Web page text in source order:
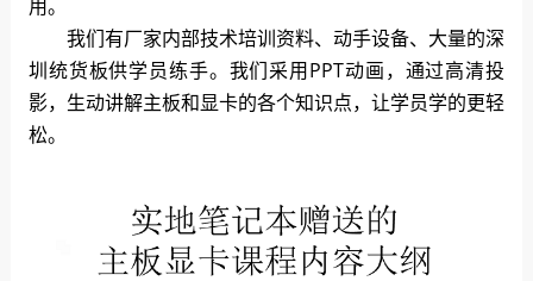
用。
我们有厂家内部技术培训资料、动手设备、大量的深
圳统货板供学员练手。我们采用PPT动画，通过高清投
影，生动讲解主板和显卡的各个知识点，让学员学的更轻
松。